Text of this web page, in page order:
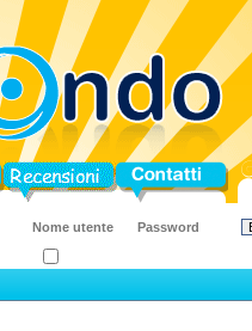
Blog Contatti